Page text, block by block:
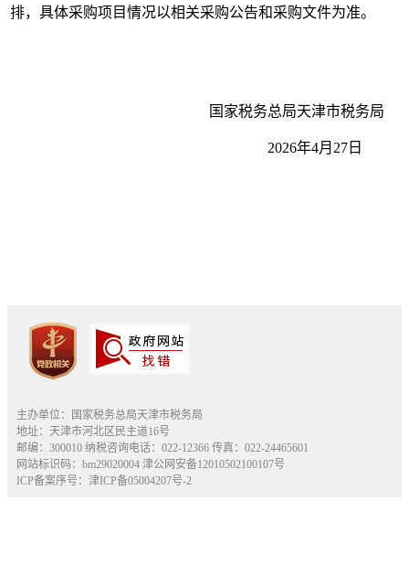
排，具体采购项目情况以相关采购公告和采购文件为准。
国家税务总局天津市税务局
2026年4月27日
主办单位：国家税务总局天津市税务局
地址：天津市河北区民主道16号
邮编：300010 纳税咨询电话：022-12366 传真：022-24465601
网站标识码：bm29020004 津公网安备12010502100107号
ICP备案序号：津ICP备05004207号-2